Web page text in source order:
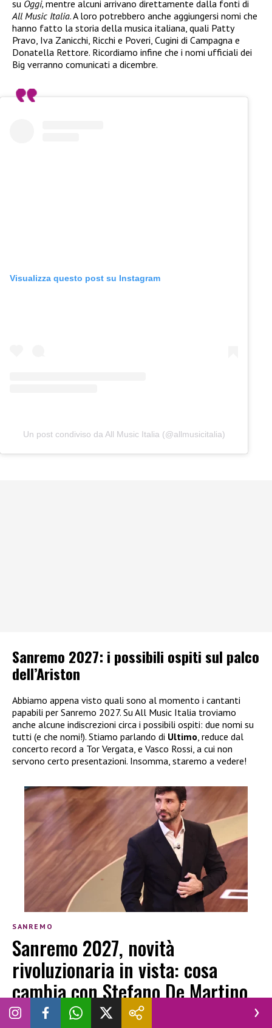
su Oggi, mentre alcuni arrivano direttamente dalla fonti di
All Music Italia. A loro potrebbero anche aggiungersi nomi che
hanno fatto la storia della musica italiana, quali Patty
Pravo, Iva Zanicchi, Ricchi e Poveri, Cugini di Campagna e
Donatella Rettore. Ricordiamo infine che i nomi ufficiali dei
Big verranno comunicati a dicembre.
Visualizza questo post su Instagram
Un post condiviso da All Music Italia (@allmusicitalia)
Sanremo 2027: i possibili ospiti sul palco
dell’Ariston
Abbiamo appena visto quali sono al momento i cantanti
papabili per Sanremo 2027. Su All Music Italia troviamo
anche alcune indiscrezioni circa i possibili ospiti: due nomi su
tutti (e che nomi!). Stiamo parlando di Ultimo, reduce dal
concerto record a Tor Vergata, e Vasco Rossi, a cui non
servono certo presentazioni. Insomma, staremo a vedere!
SANREMO
Sanremo 2027, novità
rivoluzionaria in vista: cosa
cambia con Stefano De Martino
alla conduzione